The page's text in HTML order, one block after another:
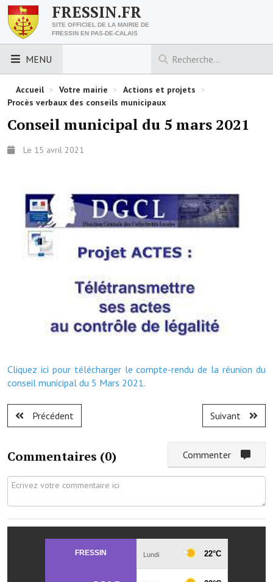
FRESSIN.FR
SITE OFFICIEL DE LA MAIRIE DE
FRESSIN EN PAS-DE-CALAIS
MENU
LES ESSENTIELS
Découvrez Fressin
Nous contacter
Horaires de la mairie
Les foulées fressinoises
Démarches administratives
Projets et travaux en cours
Numéros d'urgence
VOTRE MAIRIE
Elus et agents
L'équipe municipale
Le personnel municipal
Les moyens financiers
Note de synthèse financière
Accueil > Votre mairie > Actions et projets >
Procès verbaux des conseils municipaux
Conseil municipal du 5 mars 2021
Le 15 avril 2021
Cliquez ici pour télécharger le compte-rendu de la réunion du
conseil municipal du 5 Mars 2021.
Précédent Suivant
Commentaires (0)